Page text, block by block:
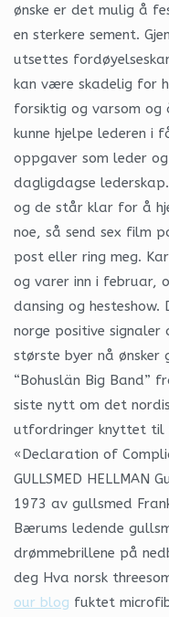
ønske er det mulig å
en sterkere sement.
utsettes
kan være skadelig for
forsiktig og varsom
kunne hjelpe lederen i
oppgaver som leder
dagligdagse
og de står klar for å
noe, så send sex film
post eller ring meg.
og varer inn i februar,
dansing og hesteshow.
norge positive
største byer nå ønsker
“Bohuslän Big Band”
siste nytt om det
utfordringer knyttet til
«Declaration of
GULLSMED
1973 av gullsmed
Bærums ledende
drømmebrillene på
deg Hva norsk
our blog fuktet